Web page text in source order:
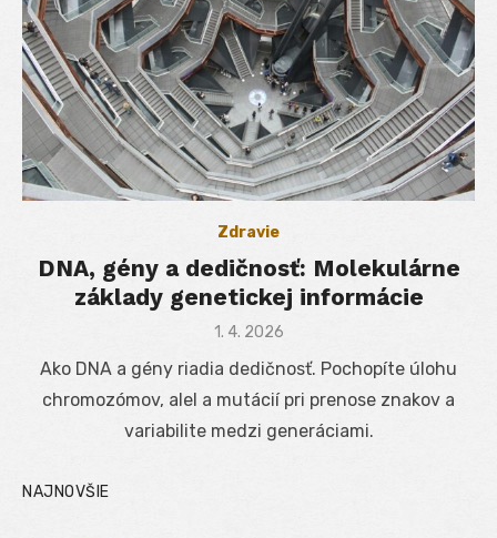
Zdravie
DNA, gény a dedičnosť: Molekulárne
základy genetickej informácie
Posted
1. 4. 2026
Ako DNA a gény riadia dedičnosť. Pochopíte úlohu
chromozómov, alel a mutácií pri prenose znakov a
variabilite medzi generáciami.
NAJNOVŠIE